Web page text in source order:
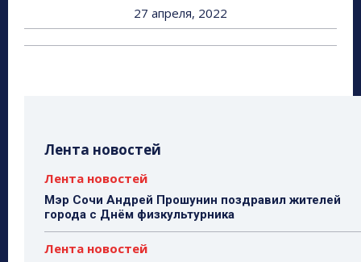
27 апреля, 2022
Лента новостей
Лента новостей
Мэр Сочи Андрей Прошунин поздравил жителей
города с Днём физкультурника
Лента новостей